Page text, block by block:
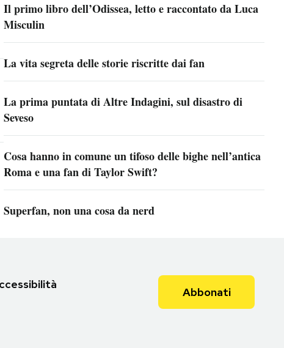
Il primo libro dell’Odissea, letto e raccontato da Luca
Misculin
La vita segreta delle storie riscritte dai fan
La prima puntata di Altre Indagini, sul disastro di
Seveso
Cosa hanno in comune un tifoso delle bighe nell’antica
Roma e una fan di Taylor Swift?
Superfan, non una cosa da nerd
Abbonati